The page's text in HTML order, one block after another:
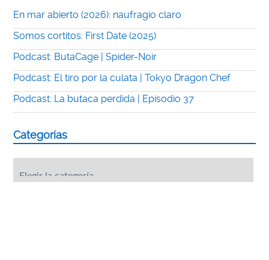
En mar abierto (2026): naufragio claro
Somos cortitos: First Date (2025)
Podcast: ButaCage | Spider-Noir
Podcast: El tiro por la culata | Tokyo Dragon Chef
Podcast: La butaca perdida | Episodio 37
Categorías